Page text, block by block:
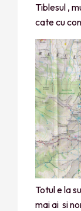
Tiblesul ,
cate cu
Totul e la
mai ai si